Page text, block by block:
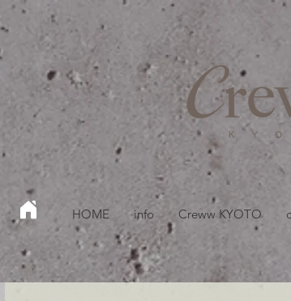
HOME info Creww KYOTO